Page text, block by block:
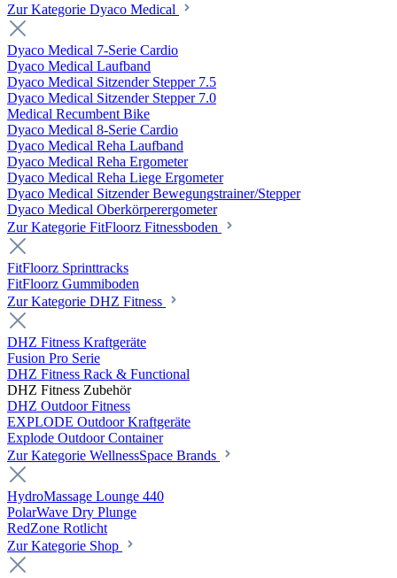
Zur Kategorie Dyaco Medical
Dyaco Medical 7-Serie Cardio
Dyaco Medical Laufband
Dyaco Medical Sitzender Stepper 7.5
Dyaco Medical Sitzender Stepper 7.0
Medical Recumbent Bike
Dyaco Medical 8-Serie Cardio
Dyaco Medical Reha Laufband
Dyaco Medical Reha Ergometer
Dyaco Medical Reha Liege Ergometer
Dyaco Medical Sitzender Bewegungstrainer/Stepper
Dyaco Medical Oberkörperergometer
Zur Kategorie FitFloorz Fitnessboden
FitFloorz Sprinttracks
FitFloorz Gummiboden
Zur Kategorie DHZ Fitness
DHZ Fitness Kraftgeräte
Fusion Pro Serie
DHZ Fitness Rack & Functional
DHZ Fitness Zubehör
DHZ Outdoor Fitness
EXPLODE Outdoor Kraftgeräte
Explode Outdoor Container
Zur Kategorie WellnessSpace Brands
HydroMassage Lounge 440
PolarWave Dry Plunge
RedZone Rotlicht
Zur Kategorie Shop